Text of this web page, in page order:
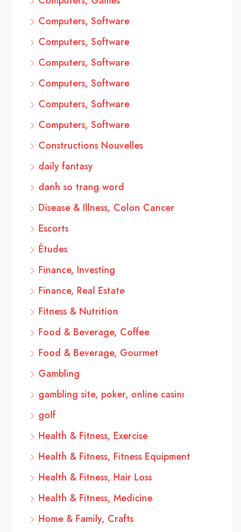
Computers, Software
Computers, Software
Computers, Software
Computers, Software
Computers, Software
Computers, Software
Constructions Nouvelles
daily fantasy
danh so trang word
Disease & Illness, Colon Cancer
Escorts
Études
Finance, Investing
Finance, Real Estate
Fitness & Nutrition
Food & Beverage, Coffee
Food & Beverage, Gourmet
Gambling
gambling site, poker, online casinı
golf
Health & Fitness, Exercise
Health & Fitness, Fitness Equipment
Health & Fitness, Hair Loss
Health & Fitness, Medicine
Home & Family, Crafts